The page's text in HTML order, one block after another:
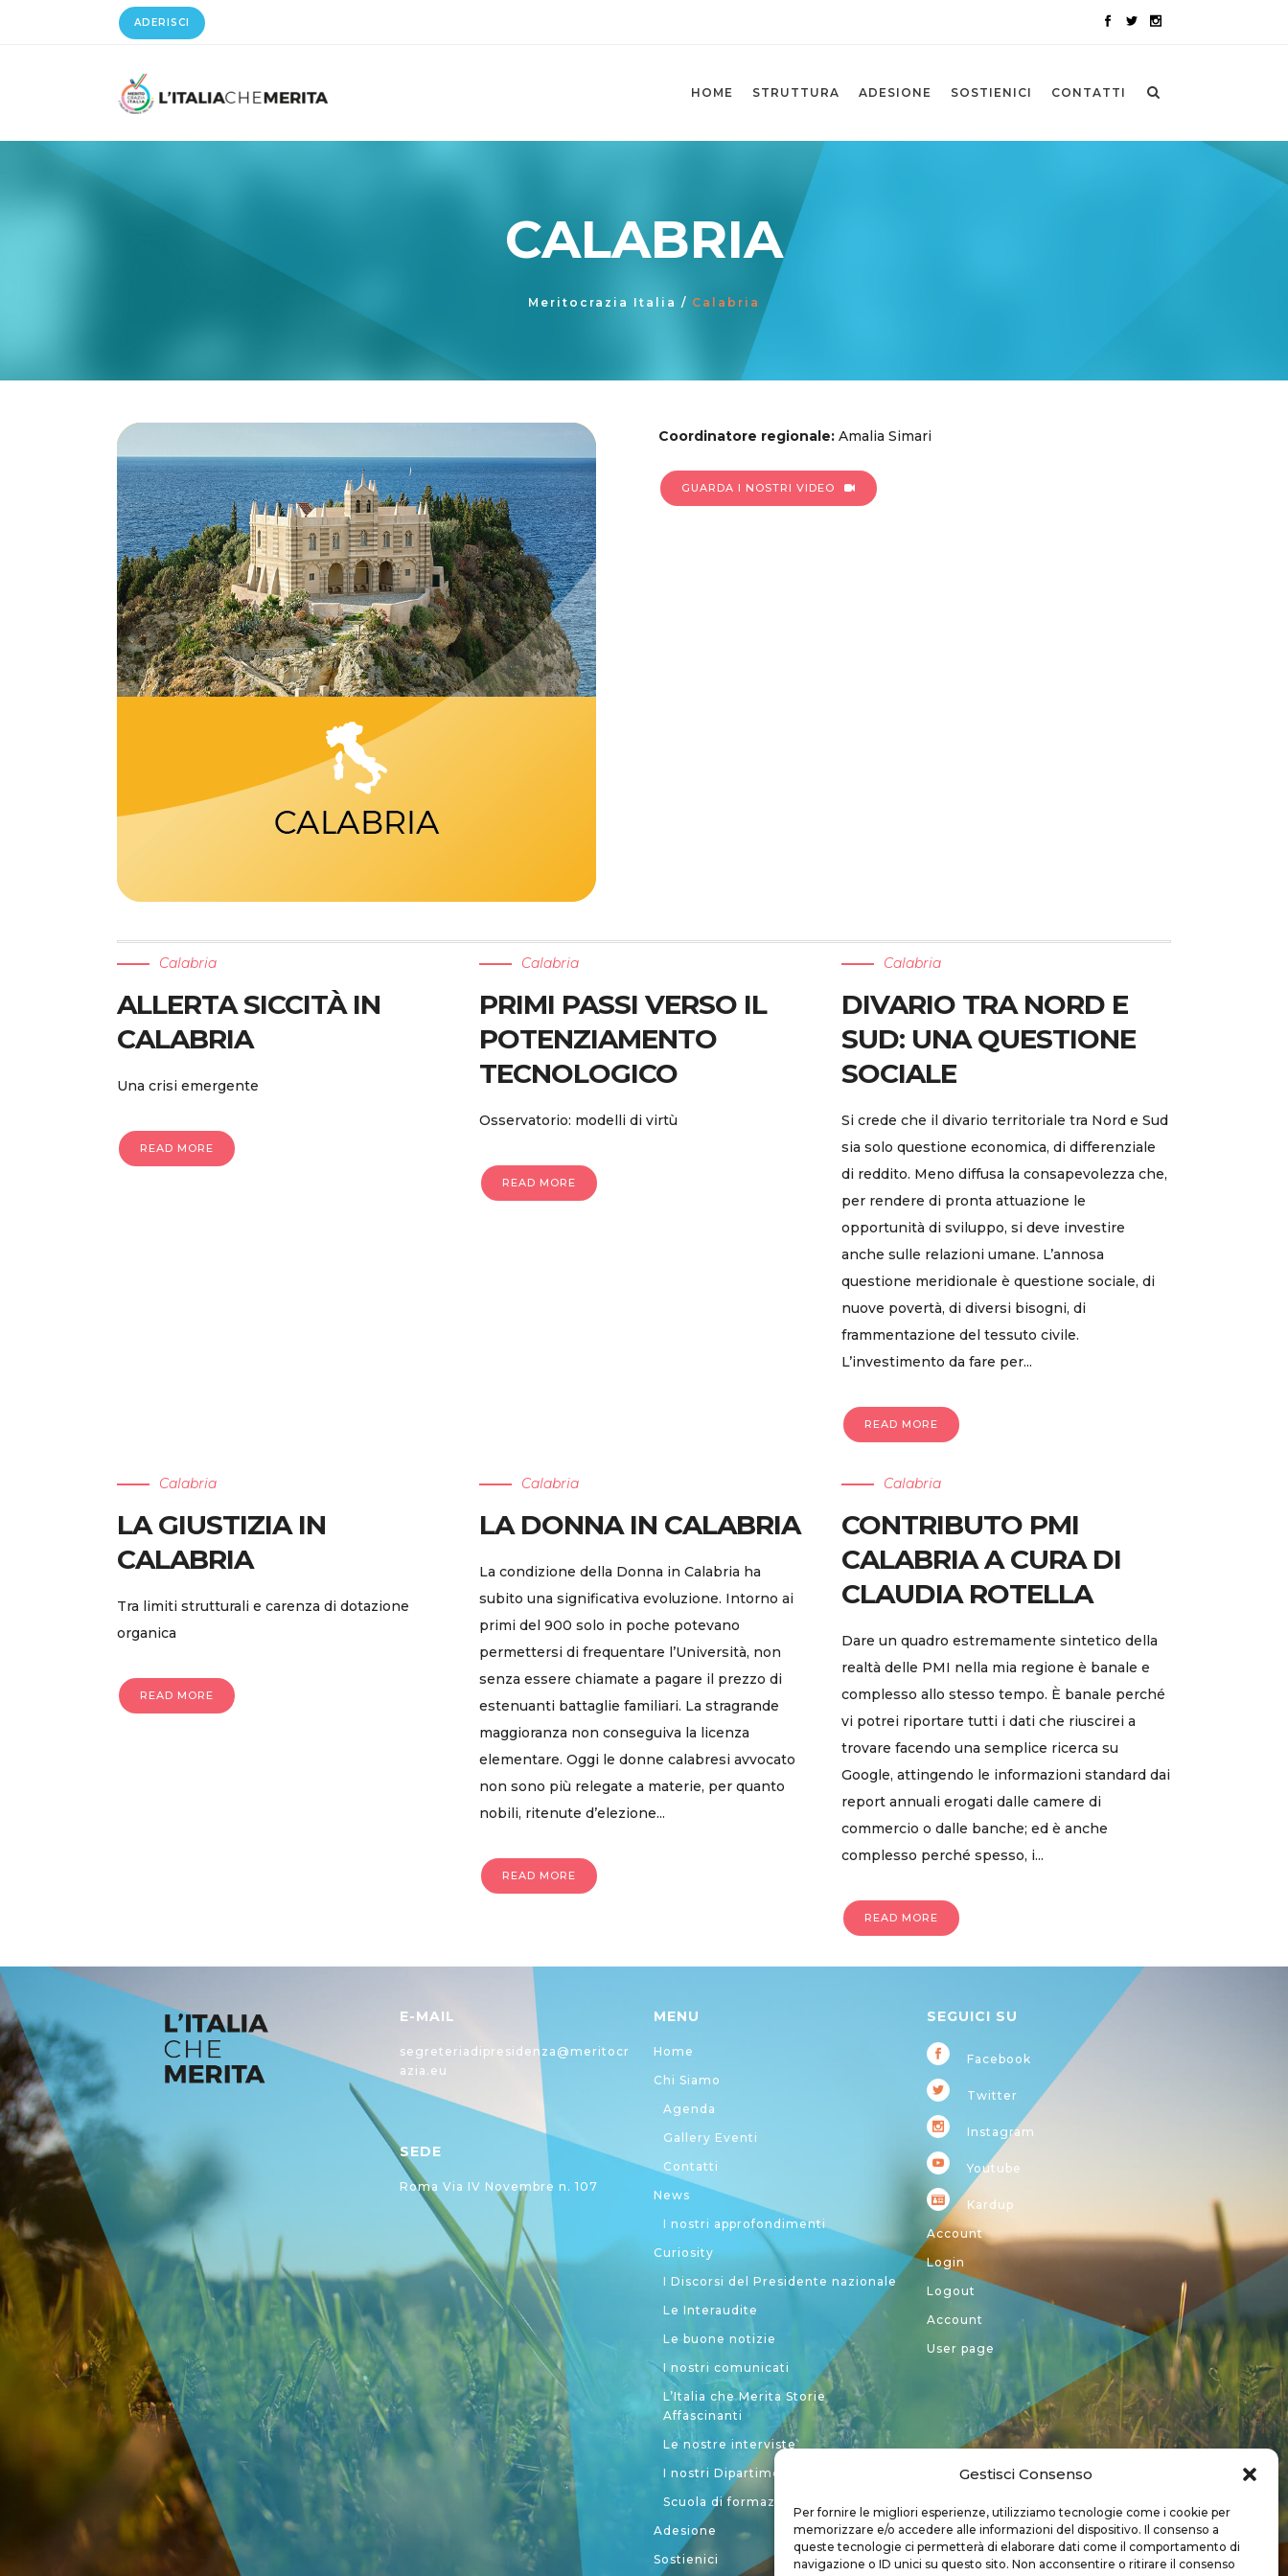
Gestisci Consenso
Per fornire le migliori esperienze, utilizziamo tecnologie come i cookie per
memorizzare e/o accedere alle informazioni del dispositivo. Il consenso a
queste tecnologie ci permetterà di elaborare dati come il comportamento di
navigazione o ID unici su questo sito. Non acconsentire o ritirare il consenso
ADERISCI
HOME STRUTTURA ADESIONE SOSTIENICI CONTATTI
CALABRIA
Meritocrazia Italia / Calabria
Coordinatore regionale: Amalia Simari
GUARDA I NOSTRI VIDEO
Calabria
ALLERTA SICCITÀ IN
CALABRIA
Una crisi emergente
READ MORE
Calabria
PRIMI PASSI VERSO IL
POTENZIAMENTO
TECNOLOGICO
Osservatorio: modelli di virtù
READ MORE
Calabria
DIVARIO TRA NORD E
SUD: UNA QUESTIONE
SOCIALE
Si crede che il divario territoriale tra Nord e Sud
sia solo questione economica, di differenziale
di reddito. Meno diffusa la consapevolezza che,
per rendere di pronta attuazione le
opportunità di sviluppo, si deve investire
anche sulle relazioni umane. L’annosa
questione meridionale è questione sociale, di
nuove povertà, di diversi bisogni, di
frammentazione del tessuto civile.
L’investimento da fare per...
READ MORE
Calabria
LA GIUSTIZIA IN
CALABRIA
Tra limiti strutturali e carenza di dotazione
organica
READ MORE
Calabria
LA DONNA IN CALABRIA
La condizione della Donna in Calabria ha
subito una significativa evoluzione. Intorno ai
primi del 900 solo in poche potevano
permettersi di frequentare l’Università, non
senza essere chiamate a pagare il prezzo di
estenuanti battaglie familiari. La stragrande
maggioranza non conseguiva la licenza
elementare. Oggi le donne calabresi avvocato
non sono più relegate a materie, per quanto
nobili, ritenute d’elezione...
READ MORE
Calabria
CONTRIBUTO PMI
CALABRIA A CURA DI
CLAUDIA ROTELLA
Dare un quadro estremamente sintetico della
realtà delle PMI nella mia regione è banale e
complesso allo stesso tempo. È banale perché
vi potrei riportare tutti i dati che riuscirei a
trovare facendo una semplice ricerca su
Google, attingendo le informazioni standard dai
report annuali erogati dalle camere di
commercio o dalle banche; ed è anche
complesso perché spesso, i...
READ MORE
E-MAIL
segreteriadipresidenza@meritocr
azia.eu
SEDE
Roma Via IV Novembre n. 107
MENU
Home
Chi Siamo
Agenda
Gallery Eventi
Contatti
News
I nostri approfondimenti
Curiosity
I Discorsi del Presidente nazionale
Le Interaudite
Le buone notizie
I nostri comunicati
L’Italia che Merita Storie
Affascinanti
Le nostre interviste
I nostri Dipartimenti
Scuola di formazione politica CREA
Adesione
Sostienici
SEGUICI SU
Facebook
Twitter
Instagram
Youtube
Kardup
Account
Login
Logout
Account
User page